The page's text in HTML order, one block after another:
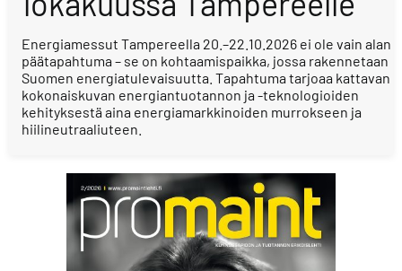
Energiamessut Tampereella 20.–22.10.2026 ei ole vain alan
päätapahtuma – se on kohtaamispaikka, jossa rakennetaan
Suomen energiatulevaisuutta. Tapahtuma tarjoaa kattavan
kokonaiskuvan energiantuotannon ja -teknologioiden
kehityksestä aina energiamarkkinoiden murrokseen ja
hiilineutraaliuteen.